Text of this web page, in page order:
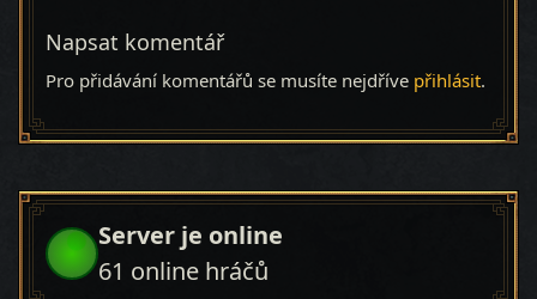
Napsat komentář
Pro přidávání komentářů se musíte nejdříve přihlásit.
Server je online
61 online hráčů